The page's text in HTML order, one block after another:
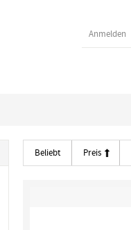
Anmelden
Beliebt Preis